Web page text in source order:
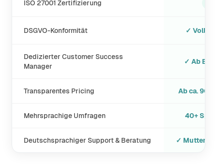
ISO 27001 Zertifizierung
DSGVO-Konformität ✓
Dedizierter Customer Success
Manager
✓ Ab
Transparentes Pricing Ab ca. 900
Mehrsprachige Umfragen 40+
Deutschsprachiger Support & Beratung ✓